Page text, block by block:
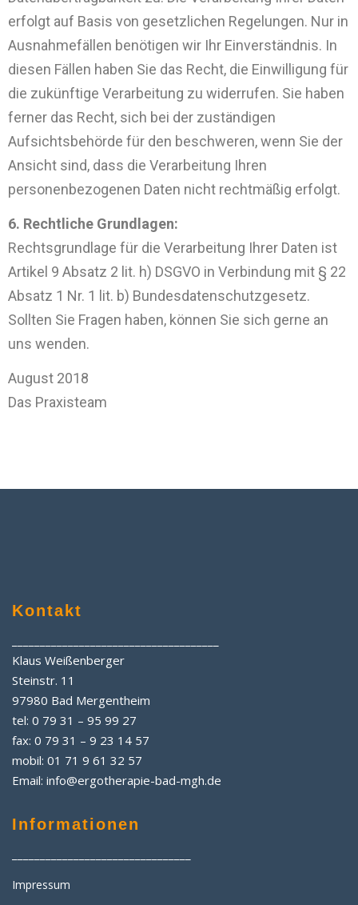
erfolgt auf Basis von gesetzlichen Regelungen. Nur in
Ausnahmefällen benötigen wir Ihr Einverständnis. In
diesen Fällen haben Sie das Recht, die Einwilligung für
die zukünftige Verarbeitung zu widerrufen. Sie haben
ferner das Recht, sich bei der zuständigen
Aufsichtsbehörde für den beschweren, wenn Sie der
Ansicht sind, dass die Verarbeitung Ihren
personenbezogenen Daten nicht rechtmäßig erfolgt.
6. Rechtliche Grundlagen:
Rechtsgrundlage für die Verarbeitung Ihrer Daten ist
Artikel 9 Absatz 2 lit. h) DSGVO in Verbindung mit § 22
Absatz 1 Nr. 1 lit. b) Bundesdatenschutzgesetz.
Sollten Sie Fragen haben, können Sie sich gerne an
uns wenden.
August 2018
Das Praxisteam
Kontakt
Klaus Weißenberger
Steinstr. 11
97980 Bad Mergentheim
tel: 0 79 31 – 95 99 27
fax: 0 79 31 – 9 23 14 57
mobil: 01 71 9 61 32 57
Email: info@ergotherapie-bad-mgh.de
Informationen
Impressum